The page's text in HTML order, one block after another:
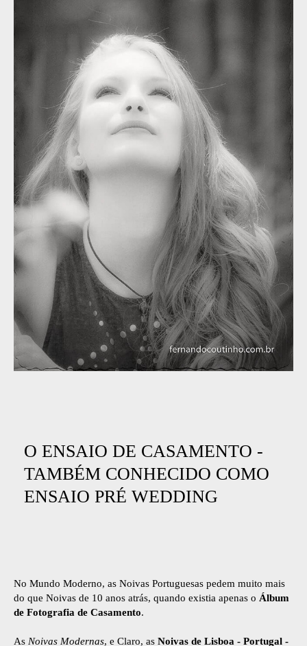
O ENSAIO DE CASAMENTO -
TAMBÉM CONHECIDO COMO
ENSAIO PRÉ WEDDING
No Mundo Moderno, as Noivas Portuguesas pedem muito mais
do que Noivas de 10 anos atrás, quando existia apenas o Álbum
de Fotografia de Casamento.
As Noivas Modernas, e Claro, as Noivas de Lisboa - Portugal -